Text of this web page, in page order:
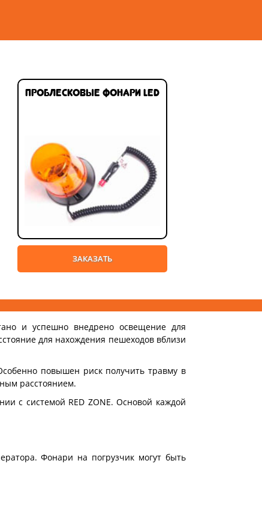
Проблесковые фонари LED
ЗАКАЗАТЬ
и успешно внедрено освещение для
для нахождения пешеходов вблизи
повышен риск получить травму в
расстоянием.
с системой RED ZONE. Основой каждой
Фонари на погрузчик могут быть